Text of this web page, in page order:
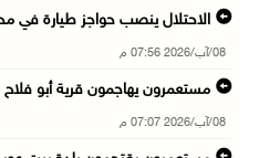
الاحتلال ينصب حواجز طيارة في
08/آب/2026 07:56 م
مستعمرون يهاجمون قرية أبو فلاح
08/آب/2026 07:07 م